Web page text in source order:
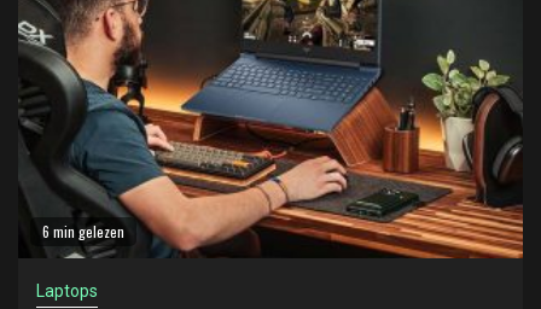
6 min gelezen
Laptops